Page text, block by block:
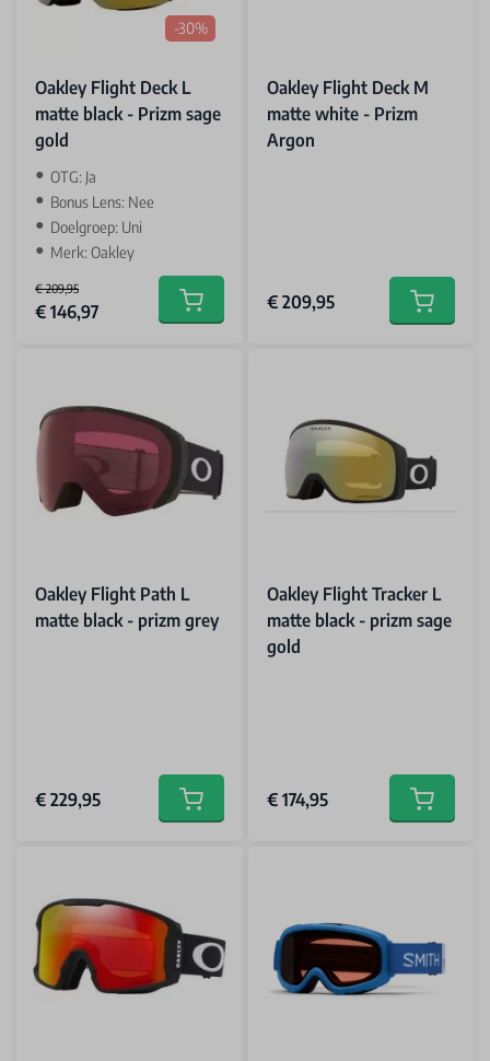
-30%
Oakley Flight Deck L
matte black - Prizm sage
gold
OTG: Ja
Bonus Lens: Nee
Doelgroep: Uni
Merk: Oakley
€ 209,95
Special Price
€ 146,97 Add to cart
Oakley Flight Deck M
matte white - Prizm
Argon
€ 209,95 Add to
Oakley Flight Path L
matte black - prizm grey
€ 229,95 Add to cart
Oakley Flight Tracker L
matte black - prizm sage
gold
€ 174,95 Add to